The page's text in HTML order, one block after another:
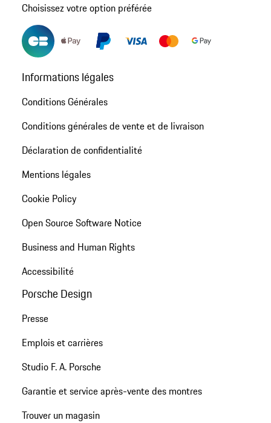
Choisissez votre option préférée
Informations légales
Conditions Générales
Conditions générales de vente et de livraison
Déclaration de confidentialité
Mentions légales
Cookie Policy
Open Source Software Notice
Business and Human Rights
Accessibilité
Porsche Design
Presse
Emplois et carrières
Studio F. A. Porsche
Garantie et service après-vente des montres
Trouver un magasin